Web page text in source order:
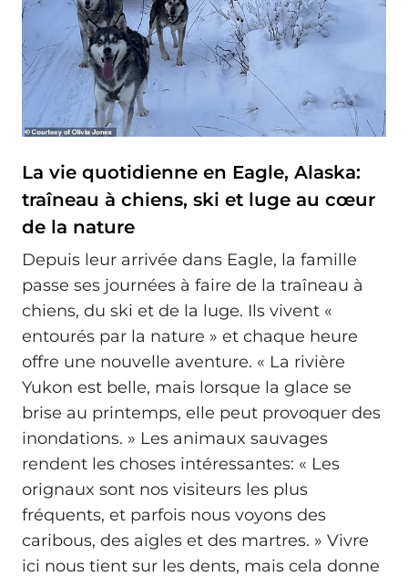
La vie quotidienne en Eagle, Alaska:
traîneau à chiens, ski et luge au cœur
de la nature
Depuis leur arrivée dans Eagle, la famille
passe ses journées à faire de la traîneau à
chiens, du ski et de la luge. Ils vivent «
entourés par la nature » et chaque heure
offre une nouvelle aventure. « La rivière
Yukon est belle, mais lorsque la glace se
brise au printemps, elle peut provoquer des
inondations. » Les animaux sauvages
rendent les choses intéressantes: « Les
orignaux sont nos visiteurs les plus
fréquents, et parfois nous voyons des
caribous, des aigles et des martres. » Vivre
ici nous tient sur les dents, mais cela donne